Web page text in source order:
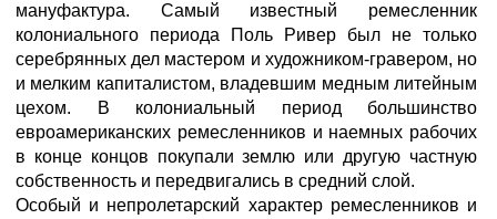
мануфактура. Самый известный ремесленник
колониального периода Поль Ривер был не только
серебрянных дел мастером и художником-гравером, но
и мелким капиталистом, владевшим медным литейным
цехом. В колониальный период большинство
евроамериканских ремесленников и наемных рабочих
в конце концов покупали землю или другую частную
собственность и передвигались в средний слой.
Особый и непролетарский характер ремесленников и